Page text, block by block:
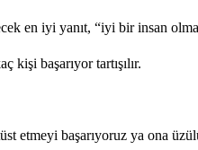
en iyi yanıt, “iyi bir insan
kişi başarıyor tartışılır.
etmeyi başarıyoruz ya ona